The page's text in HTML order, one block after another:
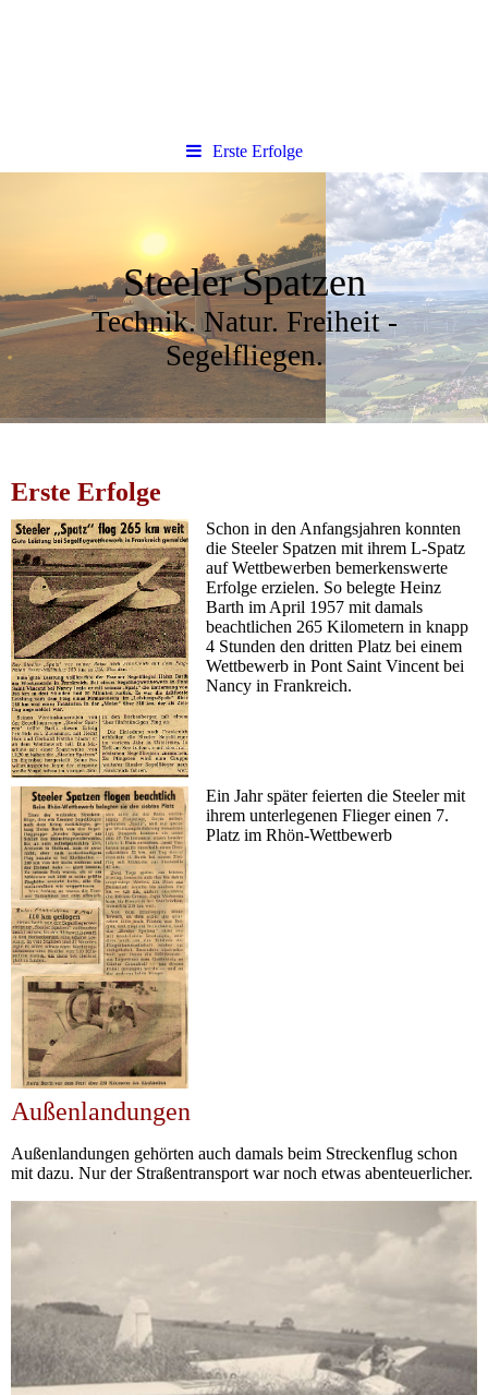
Erste Erfolge
Steeler Spatzen
Technik. Natur. Freiheit -
Segelfliegen.
Erste Erfolge
Schon in den Anfangsjahren konnten
die Steeler Spatzen mit ihrem L-Spatz
auf Wettbewerben bemerkenswerte
Erfolge erzielen. So belegte Heinz
Barth im April 1957 mit damals
beachtlichen 265 Kilometern in knapp
4 Stunden den dritten Platz bei einem
Wettbewerb in Pont Saint Vincent bei
Nancy in Frankreich.
Ein Jahr später feierten die Steeler mit
ihrem unterlegenen Flieger einen 7.
Platz im Rhön-Wettbewerb
Außenlandungen
Außenlandungen gehörten auch damals beim Streckenflug schon
mit dazu. Nur der Straßentransport war noch etwas abenteuerlicher.